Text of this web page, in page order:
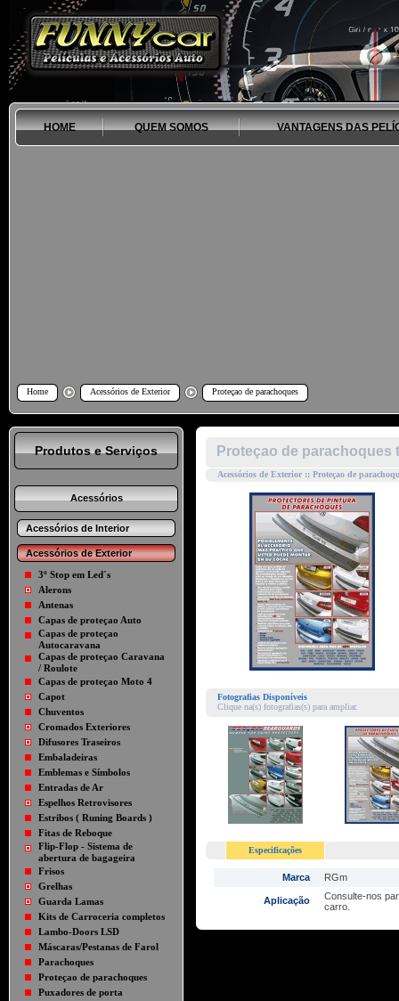
HOME QUEM SOMOS VANTAGENS DAS
Home Acessórios de Exterior Proteçao de parachoques
Produtos e Serviços
Acessórios
Acessórios de Interior
Acessórios de Exterior
3º Stop em Led´s
Alerons
Antenas
Capas de proteçao Auto
Capas de proteçao
Autocaravana
Capas de proteçao Caravana
/ Roulote
Capas de proteçao Moto 4
Capot
Chuventos
Cromados Exteriores
Difusores Traseiros
Embaladeiras
Emblemas e Símbolos
Entradas de Ar
Espelhos Retrovisores
Estribos ( Runing Boards )
Fitas de Reboque
Flip-Flop - Sistema de
abertura de bagageira
Frisos
Grelhas
Guarda Lamas
Kits de Carroceria completos
Lambo-Doors LSD
Máscaras/Pestanas de Farol
Parachoques
Proteçao de parachoques
Puxadores de porta
Proteçao de parachoques
Acessórios de Exterior :: Proteçao de
Fotografias Disponíveis
Clique na(s) fotografias(s) para ampliar.
Especificações
Marca RGm
Aplicação
Consulte-nos
carro.